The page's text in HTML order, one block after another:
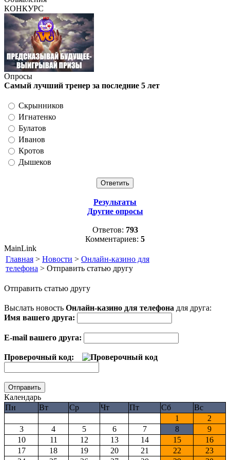
КОНКУРС
Опросы
Самый лучший тренер за последние 5 лет
Скрынников
Игнатенко
Булатов
Иванов
Кротов
Дышеков
Результаты
Другие опросы
Ответов: 793
Комментариев: 5
MainLink
Главная > Новости > Онлайн-казино для
телефона > Отправить статью другу
Отправить статью другу
Выслать новость Онлайн-казино для телефона для друга:
Имя вашего друга:
E-mail вашего друга:
Проверочный код:
Календарь
Пн
Вт Ср Чт Пт Сб
Вс
1
2
3
4 5 6 7 8
9
10
11 12 13 14 15
16
17
18 19 20 21 22
23